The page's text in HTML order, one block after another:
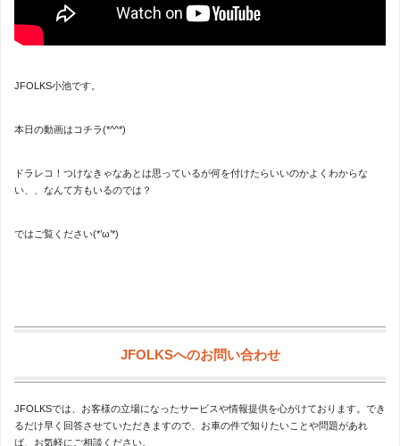
JFOLKS小池です。
本日の動画はコチラ(*^^*)
ドラレコ！つけなきゃなあとは思っているが何を付けたらいいのかよくわからな
い、、なんて方もいるのでは？
ではご覧ください(*’ω’*)
JFOLKSへのお問い合わせ
JFOLKSでは、お客様の立場になったサービスや情報提供を心がけております。でき
るだけ早く回答させていただきますので、お車の件で知りたいことや問題があれ
ば、お気軽にご相談ください。